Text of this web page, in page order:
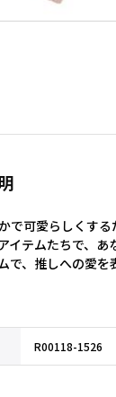
で可愛らしくす
イテムたちで、
で、推しへの愛を
R00118-1526